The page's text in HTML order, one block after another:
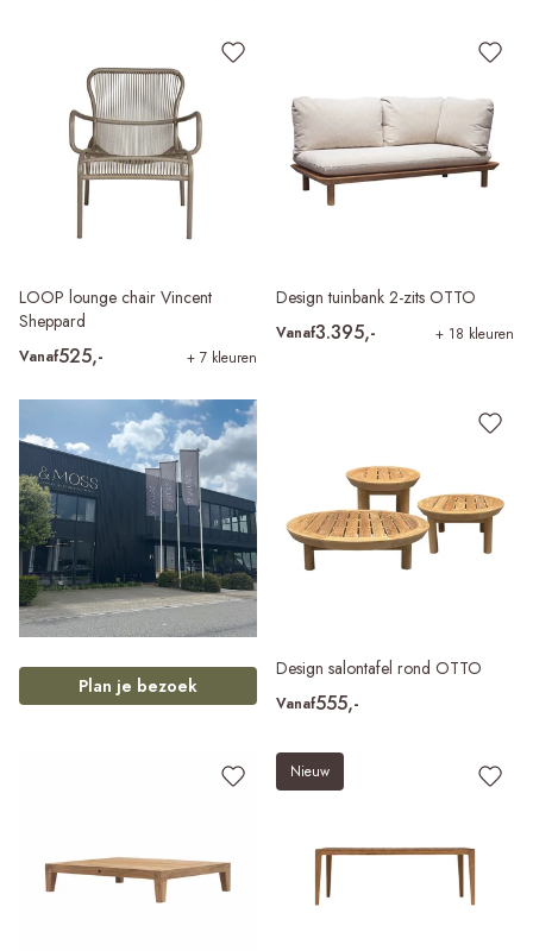
LOOP lounge chair Vincent
Sheppard
Vanaf525,- + 7 kleuren
Design tuinbank 2-zits OTTO
Vanaf3.395,- + 18 kleuren
Plan je bezoek
Design salontafel rond OTTO
Vanaf555,-
Nieuw